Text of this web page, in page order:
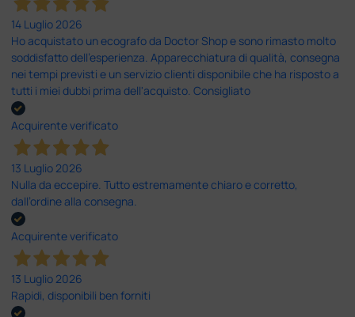
14 Luglio 2026
Ho acquistato un ecografo da Doctor Shop e sono rimasto molto
soddisfatto dell'esperienza. Apparecchiatura di qualità, consegna
nei tempi previsti e un servizio clienti disponibile che ha risposto a
tutti i miei dubbi prima dell'acquisto. Consigliato
Acquirente verificato
13 Luglio 2026
Nulla da eccepire. Tutto estremamente chiaro e corretto,
dall’ordine alla consegna.
Acquirente verificato
13 Luglio 2026
Rapidi, disponibili ben forniti